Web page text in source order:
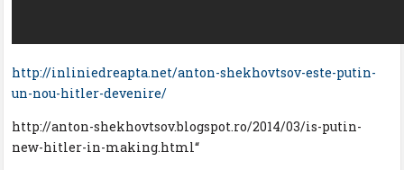
http://inliniedreapta.net/anton-shekhovtsov-este-putin-
un-nou-hitler-devenire/
http://anton-shekhovtsov.blogspot.ro/2014/03/is-putin-
new-hitler-in-making.html“